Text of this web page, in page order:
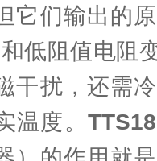
它们输出的
低阻值电阻
干扰，还需
温度。